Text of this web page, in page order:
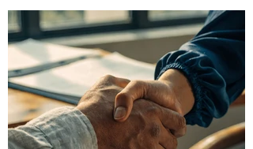
organizações sindicais,
independentemente de terem requerido
negociação suplementar ou de já terem
manifestado acordo ou concordância
com o projeto de diploma. A negociação
suplementar existe para permitir o
prosseguimento das negociações
relativamente às matérias sobre as quais